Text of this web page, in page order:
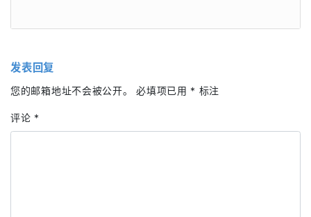
发表回复
您的邮箱地址不会被公开。 必填项已用 * 标注
评论 *